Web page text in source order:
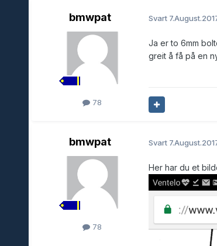
bmwpat
78
Svart
Ja er to 6mm
greit å få på en
bmwpat
78
Svart
Her har du et